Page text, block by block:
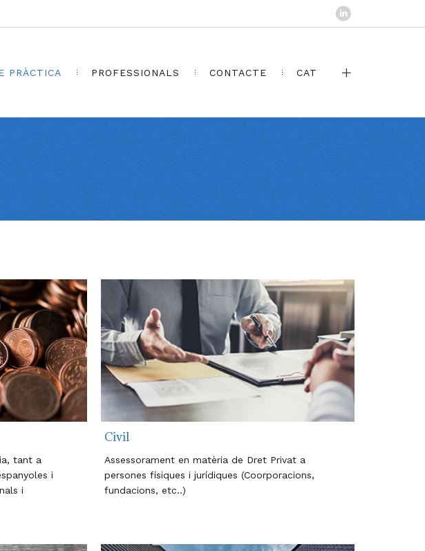
PRÀCTICA PROFESSIONALS CONTACTE CAT
tant a
i
i
Civil
Assessorament en matèria de Dret Privat a
persones físiques i jurídiques (Coorporacions,
fundacions, etc..)